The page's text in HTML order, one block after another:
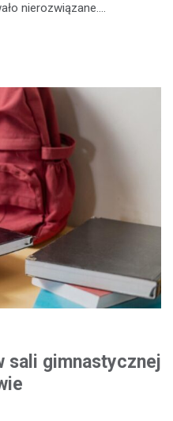
nierozwiązane.…
sali gimnastycznej